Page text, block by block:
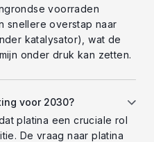
voorraden
snellere overstap naar
katalysator), wat de
onder druk kan zetten.
voor 2030?
platina een cruciale rol
De vraag naar platina